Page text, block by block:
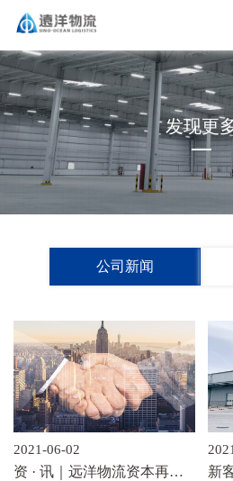
发现更
公司新闻
2021-06-02
资 · 讯｜远洋物流资本再度
新